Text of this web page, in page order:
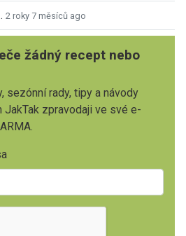
2 roky 7 měsíců ago
žádný recept nebo
sezónní rady, tipy a návody
JakTak zpravodaji ve své e-